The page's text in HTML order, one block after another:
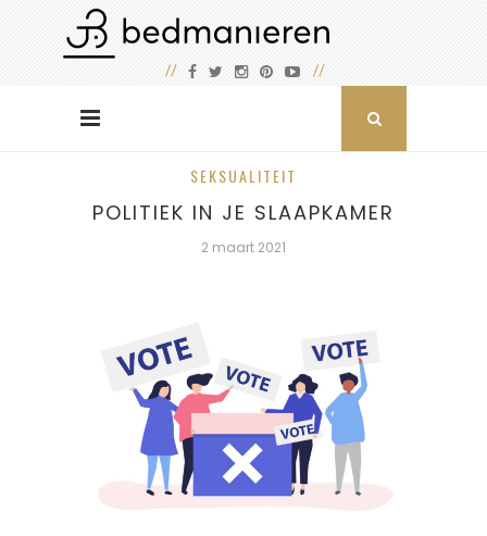
SEKSUALITEIT
POLITIEK IN JE SLAAPKAMER
2 maart 2021